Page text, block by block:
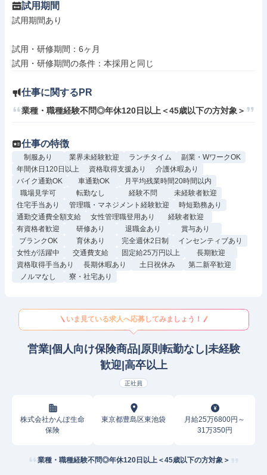
試用期間
試用期間あり
試用・研修期間：6ヶ月
仕事に関するPR
業種・職種経験不問◎年休120日以上＜45歳以下の方対象＞
仕事の特徴
制服あり 業界未経験歓迎 ランチタイム
副業・WワークOK
年間休日120日以上
資格取得支援あり
介護休暇あり
バイク通勤OK
車通勤OK
月平均残業時間20時間以内
職場見学可
転勤なし 経験不問
未経験者歓迎
住宅手当あり
管理職・マネジメント経験歓迎
時短勤務あり
通勤交通費全額支給
女性管理職登用あり
経験者歓迎
有資格者歓迎
研修あり 退職金あり
賞与あり
ブランクOK
育休あり 完全週休2日制
インセンティブあり
女性が活躍中
交通費支給 固定給25万円以上
長期歓迎
資格取得手当あり
長期休暇あり 土日祝休み
第二新卒歓迎
ノルマなし
寮・社宅あり
いま見ている求人へ応募してみましょう！
営業|個人向け保険商品|原則転勤なし|未経験
歓迎|高卒以上
正社員
株式会社かんぽ生命
保険
東京都豊島区東池袋
月給25万6800円～
31万350円
業種・職種経験不問◎年休120日以上＜45歳以下の方対象＞